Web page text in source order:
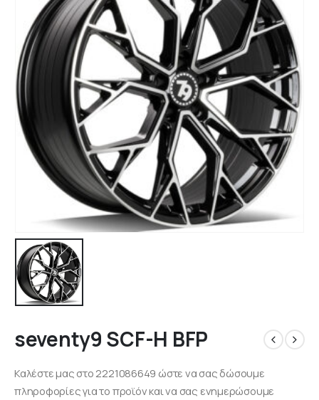
seventy9 SCF-H BFP
Καλέστε μας στο 2221086649 ώστε να σας δώσουμε
πληροφορίες για το προϊόν και να σας ενημερώσουμε